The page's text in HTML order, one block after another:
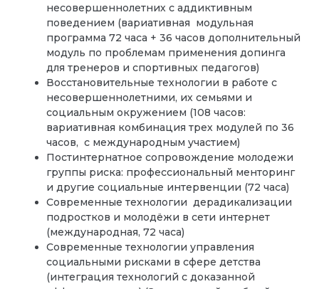
несовершеннолетних с аддиктивным
поведением (вариативная модульная
программа 72 часа + 36 часов дополнительный
модуль по проблемам применения допинга
для тренеров и спортивных педагогов)
Восстановительные технологии в работе с
несовершеннолетними, их семьями и
социальным окружением (108 часов:
вариативная комбинация трех модулей по 36
часов, с международным участием)
Постинтернатное сопровождение молодежи
группы риска: профессиональный менторинг
и другие социальные интервенции (72 часа)
Современные технологии дерадикализации
подростков и молодёжи в сети интернет
(международная, 72 часа)
Современные технологии управления
социальными рисками в сфере детства
(интеграция технологий с доказанной